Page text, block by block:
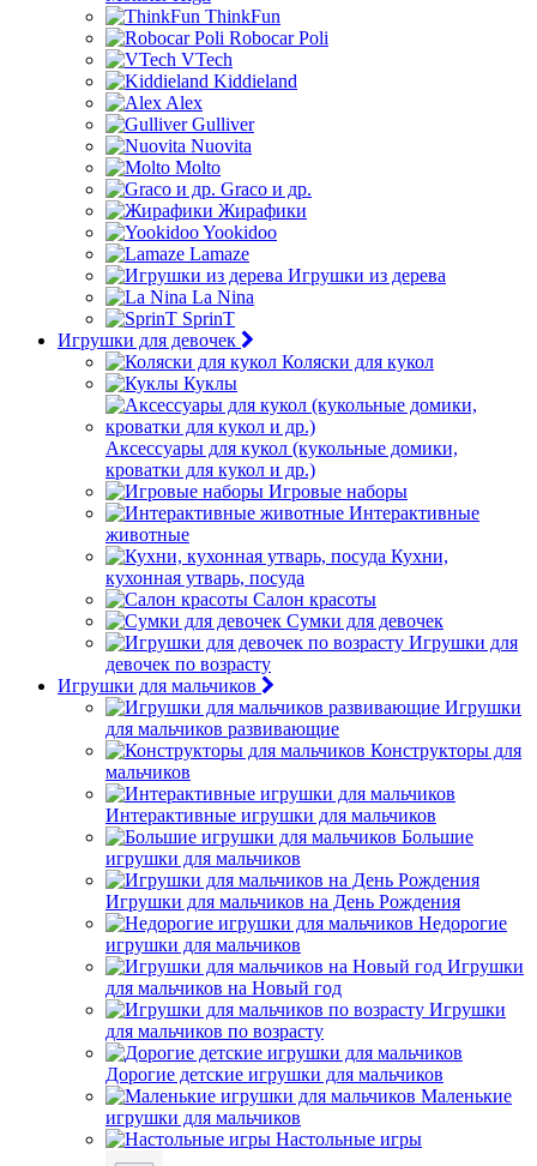
ThinkFun
Robocar Poli
VTech
Kiddieland
Alex
Gulliver
Nuovita
Molto
Graco и др.
Жирафики
Yookidoo
Lamaze
Игрушки из дерева
La Nina
SprinT
Игрушки для девочек
Коляски для кукол
Куклы
Аксессуары для кукол (кукольные домики,
кроватки для кукол и др.)
Игровые наборы
Интерактивные
животные
Кухни,
кухонная утварь, посуда
Салон красоты
Сумки для девочек
Игрушки для
девочек по возрасту
Игрушки для мальчиков
Игрушки
для мальчиков развивающие
Конструкторы для
мальчиков
Интерактивные игрушки для мальчиков
Большие
игрушки для мальчиков
Игрушки для мальчиков на День Рождения
Недорогие
игрушки для мальчиков
Игрушки
для мальчиков на Новый год
Игрушки
для мальчиков по возрасту
Дорогие детские игрушки для мальчиков
Маленькие
игрушки для мальчиков
Настольные игры